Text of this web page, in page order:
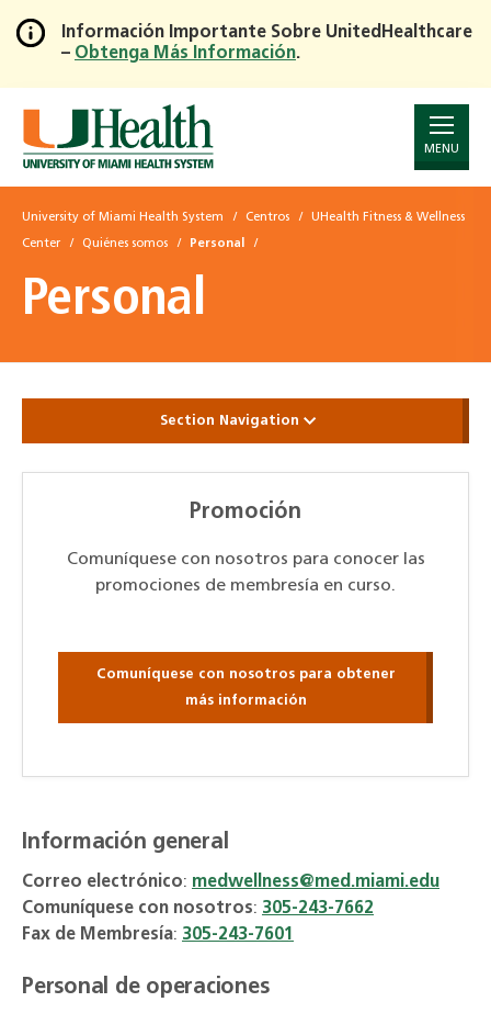
Skip
to
Main
Content
Información Importante Sobre UnitedHealthcare
– Obtenga Más Información.
MENU
University of Miami Health System Centros UHealth Fitness & Wellness
Center Quiénes somos Personal
Personal
Section Navigation
Promoción
Comuníquese con nosotros para conocer las
promociones de membresía en curso.
Comuníquese con nosotros para obtener
más información
Información general
Correo electrónico: medwellness@med.miami.edu
Comuníquese con nosotros: 305-243-7662
Fax de Membresía: 305-243-7601
Personal de operaciones